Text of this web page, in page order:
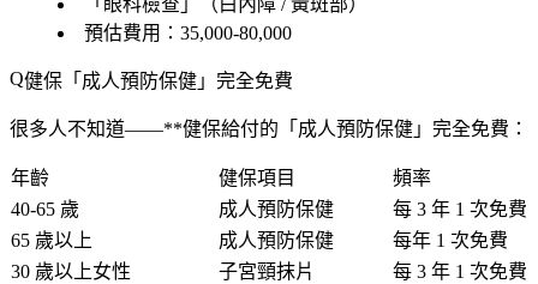
「 眼科檢查 」（白內障 / 黃斑部）
預估費用 ：35,000-80,000
健保「成人預防保健」完全免費
很多人不知道——**健保給付的「成人預防保健」完全免費：
年齡 健保項目
頻率
40-65 歲
成人預防保健
每 3 年 1 次免費
65 歲以上
成人預防保健
每年 1 次免費
30 歲以上女性
子宮頸抹片
每 3 年 1 次免費